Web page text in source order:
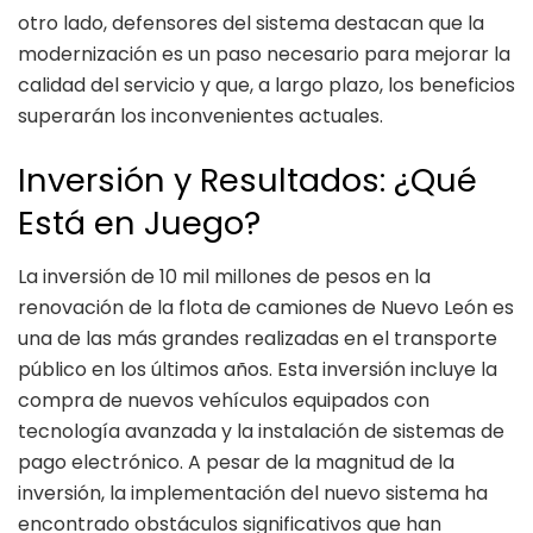
otro lado, defensores del sistema destacan que la
modernización es un paso necesario para mejorar la
calidad del servicio y que, a largo plazo, los beneficios
superarán los inconvenientes actuales.
Inversión y Resultados: ¿Qué
Está en Juego?
La inversión de 10 mil millones de pesos en la
renovación de la flota de camiones de Nuevo León es
una de las más grandes realizadas en el transporte
público en los últimos años. Esta inversión incluye la
compra de nuevos vehículos equipados con
tecnología avanzada y la instalación de sistemas de
pago electrónico. A pesar de la magnitud de la
inversión, la implementación del nuevo sistema ha
encontrado obstáculos significativos que han